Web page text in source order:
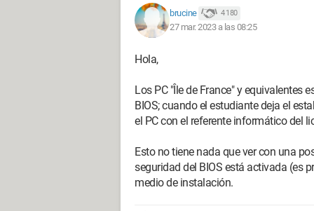
brucine 4 180
27 mar. 2023 a las 08:25
Hola,
Los PC "Île de France" y equivalentes
BIOS; cuando el estudiante deja el
el PC con el referente informático del
Esto no tiene nada que ver con una
seguridad del BIOS está activada (es
medio de instalación.